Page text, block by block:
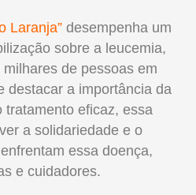
Laranja” desempenha um
sobre a leucemia,
de pessoas em
destacar a importância da
eficaz, essa
a solidariedade e o
essa doença,
e cuidadores.